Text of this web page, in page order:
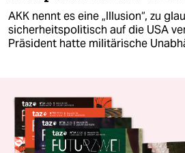
AKK nennt es eine „Illusion“, zu
sicherheitspolitisch auf die USA
Präsident hatte militärische